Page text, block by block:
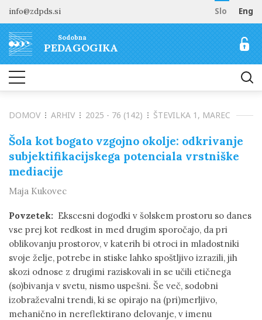
info@zdpds.si Slo Eng
Sodobna
PEDAGOGIKA
DOMOV
O REVIJI
Namen in cilji
Uredništvo
Odprti dostop
Raziskovalni podatki
ARHIV
NAROČANJE
Naročilo revije
Cenik
ZA AVTORJE
Navodila avtorjem
Recenzentski postopek
Etika objavljanja
Tematska vabila avtorjem
KONTAKT
DOMOV ARHIV 2025 - 76 (142) ŠTEVILKA 1, MAREC
Šola kot bogato vzgojno okolje: odkrivanje
subjektifikacijskega potenciala vrstniške
mediacije
Maja Kukovec
Povzetek: Ekscesni dogodki v šolskem prostoru so danes
vse prej kot redkost in med drugim sporočajo, da pri
oblikovanju prostorov, v katerih bi otroci in mladostniki
svoje želje, potrebe in stiske lahko spoštljivo izrazili, jih
skozi odnose z drugimi raziskovali in se učili etičnega
(so)bivanja v svetu, nismo uspešni. Še več, sodobni
izobraževalni trendi, ki se opirajo na (pri)merljivo,
mehanično in nereflektirano delovanje, v imenu